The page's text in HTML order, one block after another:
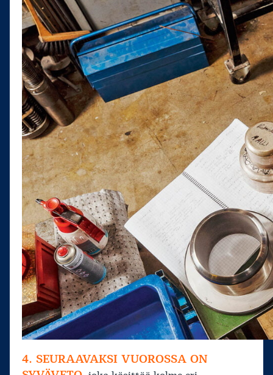
4. SEURAAVAKSI VUOROSSA ON